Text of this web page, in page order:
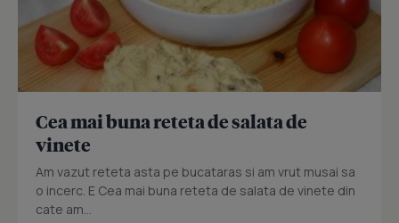
Cea mai buna reteta de salata de
vinete
Am vazut reteta asta pe bucataras si am vrut musai sa
o incerc. E Cea mai buna reteta de salata de vinete din
cate am...